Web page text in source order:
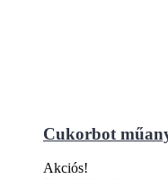
Cukorbot
Akciós!